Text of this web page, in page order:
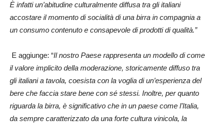
È infatti un’abitudine culturalmente diffusa tra gli italiani
accostare il momento di socialità di una birra in compagnia a
un consumo contenuto e consapevole di prodotti di qualità.”
E aggiunge: “Il nostro Paese rappresenta un modello di come
il valore implicito della moderazione, storicamente diffuso tra
gli italiani a tavola, coesista con la voglia di un’esperienza del
bere che faccia stare bene con sé stessi. Inoltre, per quanto
riguarda la birra, è significativo che in un paese come l’Italia,
da sempre caratterizzato da una forte cultura vinicola, la